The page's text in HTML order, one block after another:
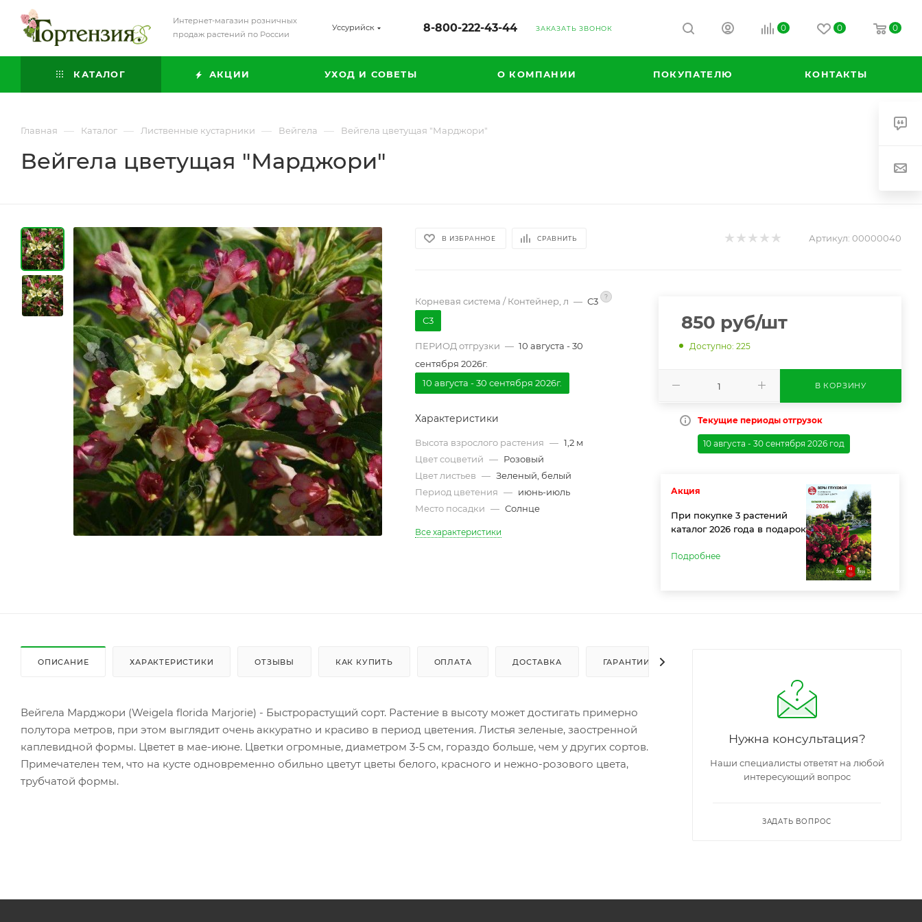
Интернет-магазин розничных
продаж растений по России
Уссурийск 8-800-222-43-44 ЗАКАЗАТЬ ЗВОНОК 0 0 0
КАТАЛОГ АКЦИИ УХОД И СОВЕТЫ О КОМПАНИИ ПОКУПАТЕЛЮ КОНТАКТЫ
Главная — Каталог — Лиственные кустарники — Вейгела — Вейгела цветущая "Марджори"
Вейгела цветущая "Марджори"
В ИЗБРАННОЕ СРАВНИТЬ Артикул: 00000040
Корневая система / Контейнер, л — С3 ?
С3
ПЕРИОД отгрузки — 10 августа - 30
сентября 2026г.
10 августа - 30 сентября 2026г.
Характеристики
Высота взрослого растения — 1,2 м
Цвет соцветий — Розовый
Цвет листьев — Зеленый, белый
Период цветения — июнь-июль
Место посадки — Солнце
Все характеристики
850 руб/шт
Доступно: 225
В КОРЗИНУ
Текущие периоды отгрузок
10 августа - 30 сентября 2026 год
Акция
При покупке 3 растений
каталог 2026 года в подарок
Подробнее
ОПИСАНИЕ ХАРАКТЕРИСТИКИ ОТЗЫВЫ КАК КУПИТЬ ОПЛАТА ДОСТАВКА ГАРАНТИИ
Вейгела Марджори (Weigela florida Marjorie) - Быстрорастущий сорт. Растение в высоту может достигать примерно
полутора метров, при этом выглядит очень аккуратно и красиво в период цветения. Листья зеленые, заостренной
каплевидной формы. Цветет в мае-июне. Цветки огромные, диаметром 3-5 см, гораздо больше, чем у других сортов.
Примечателен тем, что на кусте одновременно обильно цветут цветы белого, красного и нежно-розового цвета,
трубчатой формы.
Нужна консультация?
Наши специалисты ответят на любой
интересующий вопрос
ЗАДАТЬ ВОПРОС